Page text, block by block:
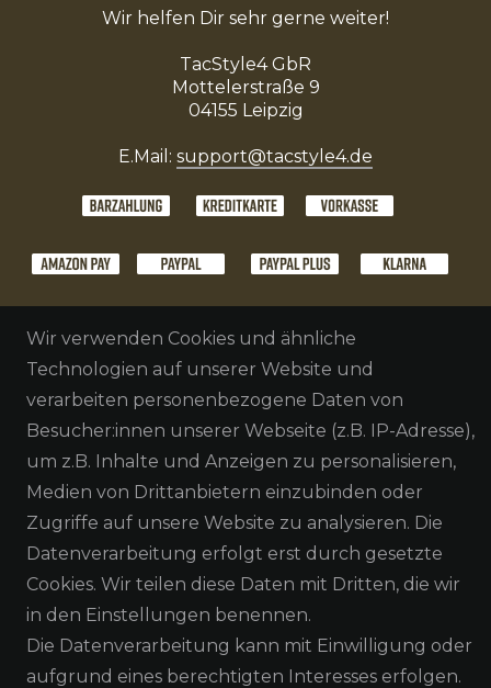
Wir helfen Dir sehr gerne weiter!
TacStyle4 GbR
Mottelerstraße 9
04155 Leipzig
E.Mail: support@tacstyle4.de
NEWSLETTER ABONNIEREN
Alle Preisangaben inkl. MwSt. zzgl. Versand
Wir verwenden Cookies und ähnliche
Technologien auf unserer Website und
verarbeiten personenbezogene Daten von
Besucher:innen unserer Webseite (z.B. IP-Adresse),
um z.B. Inhalte und Anzeigen zu personalisieren,
Medien von Drittanbietern einzubinden oder
Zugriffe auf unsere Website zu analysieren. Die
Datenverarbeitung erfolgt erst durch gesetzte
Cookies. Wir teilen diese Daten mit Dritten, die wir
in den Einstellungen benennen.
Die Datenverarbeitung kann mit Einwilligung oder
aufgrund eines berechtigten Interesses erfolgen.